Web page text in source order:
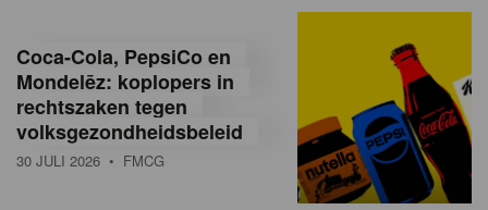
Coca-Cola, PepsiCo en
Mondelēz: koplopers in
rechtszaken tegen
volksgezondheidsbeleid
30 JULI 2026 • FMCG